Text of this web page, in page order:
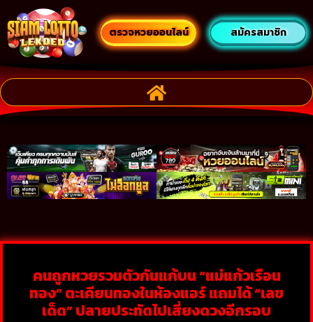
ตรวจหวยออนไลน์ สมัครสมาชิก
คนถูกหวยรวมตัวกันแก้บน “แม่แก้วเรือน
ทอง” ตะเคียนทองในห้องแอร์ แถมได้ “เลข
เด็ด” ปลายประทัดไปเสี่ยงดวงอีกรอบ